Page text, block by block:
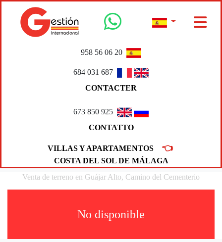
958 56 06 20
684 031 687
CONTACTER
673 850 925
CONTATTO
VILLAS Y APARTAMENTOS 👈
COSTA DEL SOL DE MÁLAGA
Venta de terreno en Guájar Alto, Camino del Cementerio
No disponible